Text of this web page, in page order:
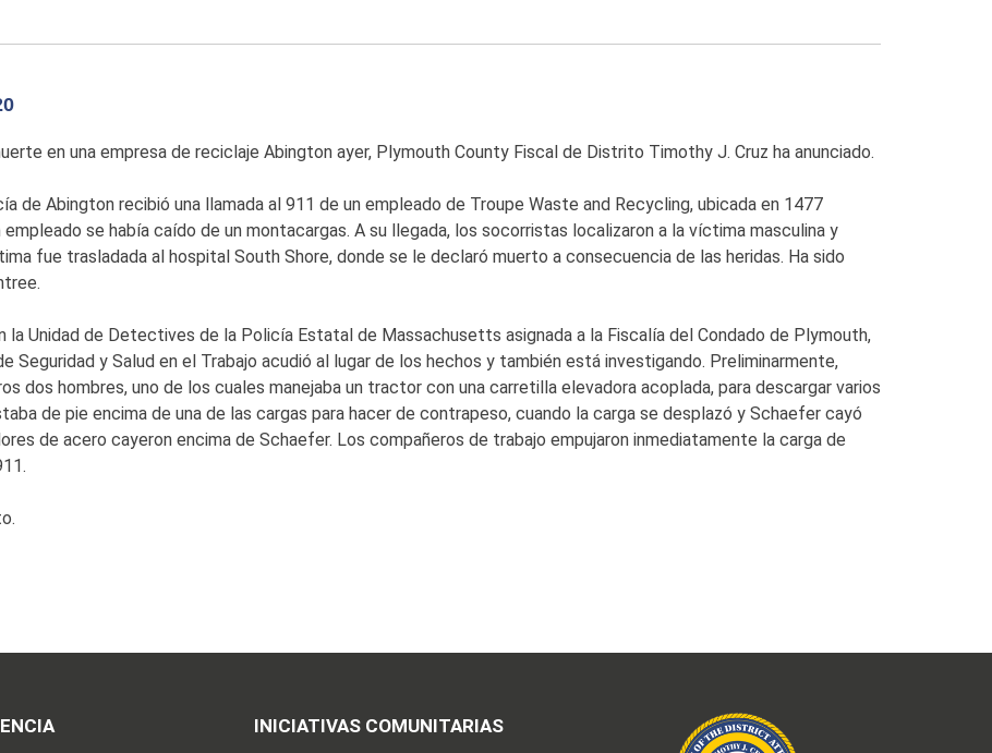
en una empresa de reciclaje Abington ayer, Plymouth County Fiscal de Distrito Timothy J. Cruz ha anunciado.
de Abington recibió una llamada al 911 de un empleado de Troupe Waste and Recycling, ubicada en 1477
se había caído de un montacargas. A su llegada, los socorristas localizaron a la víctima masculina y
fue trasladada al hospital South Shore, donde se le declaró muerto a consecuencia de las heridas. Ha sido
Unidad de Detectives de la Policía Estatal de Massachusetts asignada a la Fiscalía del Condado de Plymouth,
Seguridad y Salud en el Trabajo acudió al lugar de los hechos y también está investigando. Preliminarmente,
dos hombres, uno de los cuales manejaba un tractor con una carretilla elevadora acoplada, para descargar varios
de pie encima de una de las cargas para hacer de contrapeso, cuando la carga se desplazó y Schaefer cayó
de acero cayeron encima de Schaefer. Los compañeros de trabajo empujaron inmediatamente la carga de
al 911.
INICIATIVAS COMUNITARIAS